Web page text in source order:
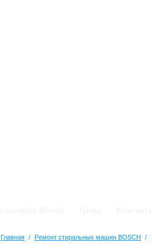
Главная / Ремонт стиральных машин BOSCH /